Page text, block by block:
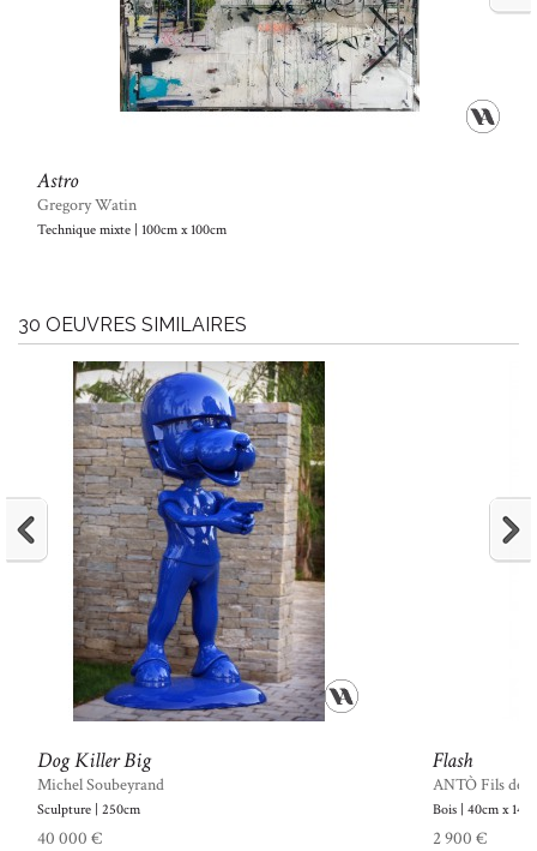
Astro
Gregory Watin
Technique mixte | 100cm x 100cm
30 OEUVRES SIMILAIRES
Dog Killer Big
Michel Soubeyrand
Sculpture | 250cm
40 000 €
Flash
ANTÒ Fils de
Bois | 40cm x
2 900 €